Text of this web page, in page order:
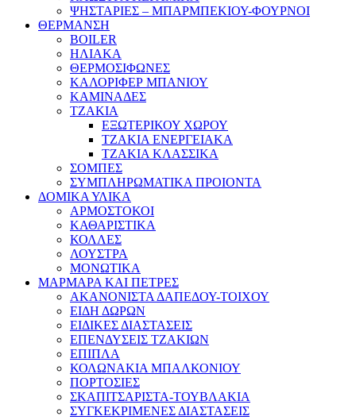
ΨΗΣΤΑΡΙΕΣ – ΜΠΑΡΜΠΕΚΙΟΥ-ΦΟΥΡΝΟΙ
ΘΕΡΜΑΝΣΗ
BOILER
ΗΛΙΑΚΑ
ΘΕΡΜΟΣΙΦΩΝΕΣ
ΚΑΛΟΡΙΦΕΡ ΜΠΑΝΙΟΥ
ΚΑΜΙΝΑΔΕΣ
ΤΖΑΚΙΑ
ΕΞΩΤΕΡΙΚΟΥ ΧΩΡΟΥ
ΤΖΑΚΙΑ ΕΝΕΡΓΕΙΑΚΑ
ΤΖΑΚΙΑ ΚΛΑΣΣΙΚΑ
ΣΟΜΠΕΣ
ΣΥΜΠΛΗΡΩΜΑΤΙΚΑ ΠΡΟΙΟΝΤΑ
ΔΟΜΙΚΑ ΥΛΙΚΑ
ΑΡΜΟΣΤΟΚΟΙ
ΚΑΘΑΡΙΣΤΙΚΑ
ΚΟΛΛΕΣ
ΛΟΥΣΤΡΑ
ΜΟΝΩΤΙΚΑ
ΜΑΡΜΑΡΑ ΚΑΙ ΠΕΤΡΕΣ
ΑΚΑΝΟΝΙΣΤΑ ΔΑΠΕΔΟΥ-ΤΟΙΧΟΥ
ΕΙΔΗ ΔΩΡΩΝ
ΕΙΔΙΚΕΣ ΔΙΑΣΤΑΣΕΙΣ
ΕΠΕΝΔΥΣΕΙΣ ΤΖΑΚΙΩΝ
ΕΠΙΠΛΑ
ΚΟΛΩΝΑΚΙΑ ΜΠΑΛΚΟΝΙΟΥ
ΠΟΡΤΟΣΙΕΣ
ΣΚΑΠΙΤΣΑΡΙΣΤΑ-ΤΟΥΒΛΑΚΙΑ
ΣΥΓΚΕΚΡΙΜΕΝΕΣ ΔΙΑΣΤΑΣΕΙΣ